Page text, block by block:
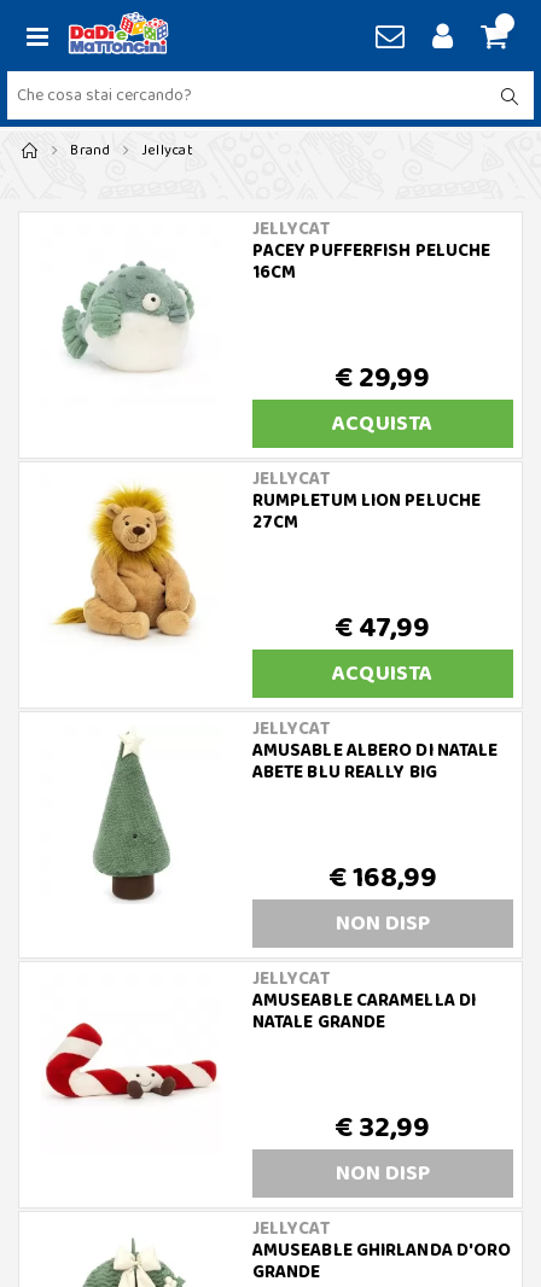
Brand Jellycat
JELLYCAT
PACEY PUFFERFISH PELUCHE
16CM
€ 29,99
ACQUISTA
JELLYCAT
RUMPLETUM LION PELUCHE
27CM
€ 47,99
ACQUISTA
JELLYCAT
AMUSABLE ALBERO DI NATALE
ABETE BLU REALLY BIG
€ 168,99
NON DISP
JELLYCAT
AMUSEABLE CARAMELLA DI
NATALE GRANDE
€ 32,99
NON DISP
JELLYCAT
AMUSEABLE GHIRLANDA D'ORO
GRANDE